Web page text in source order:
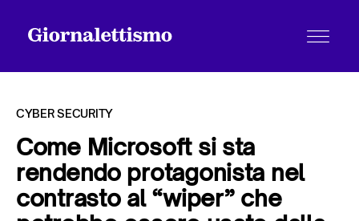
Tutti gli articoli
CYBER SECURITY
Come Microsoft si sta
rendendo protagonista nel
contrasto al “wiper” che